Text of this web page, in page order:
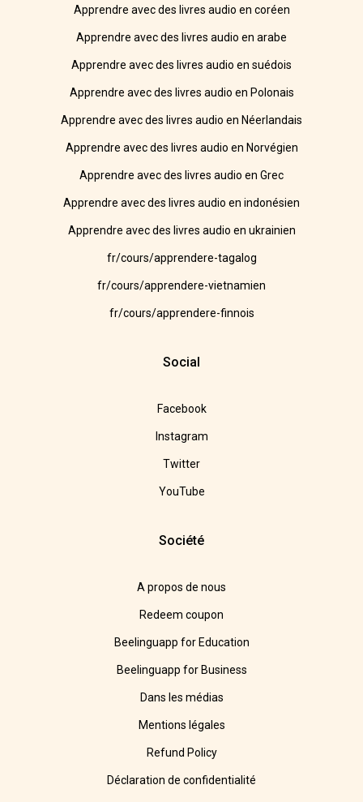
Apprendre avec des livres audio en coréen
Apprendre avec des livres audio en arabe
Apprendre avec des livres audio en suédois
Apprendre avec des livres audio en Polonais
Apprendre avec des livres audio en Néerlandais
Apprendre avec des livres audio en Norvégien
Apprendre avec des livres audio en Grec
Apprendre avec des livres audio en indonésien
Apprendre avec des livres audio en ukrainien
fr/cours/apprendere-tagalog
fr/cours/apprendere-vietnamien
fr/cours/apprendere-finnois
Social
Facebook
Instagram
Twitter
YouTube
Société
A propos de nous
Redeem coupon
Beelinguapp for Education
Beelinguapp for Business
Dans les médias
Mentions légales
Refund Policy
Déclaration de confidentialité